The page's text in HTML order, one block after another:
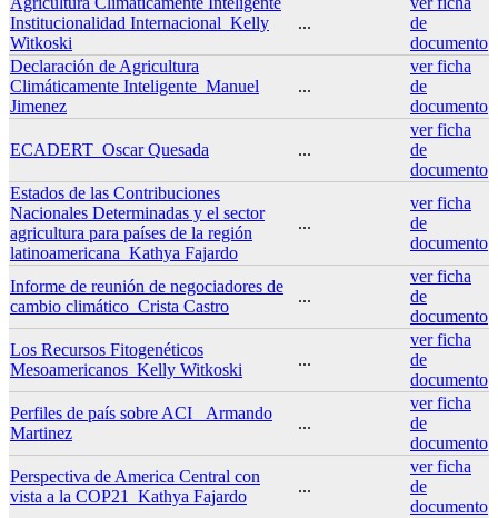
Institucionalidad Internacional_Kelly
Witkoski
...
de
documento
Declaración de Agricultura
Climáticamente Inteligente_Manuel
Jimenez
...
ver ficha
de
documento
ECADERT_Oscar Quesada ...
ver ficha
de
documento
Estados de las Contribuciones
Nacionales Determinadas y el sector
agricultura para países de la región
latinoamericana_Kathya Fajardo
...
ver ficha
de
documento
Informe de reunión de negociadores de
cambio climático_Crista Castro
...
ver ficha
de
documento
Los Recursos Fitogenéticos
Mesoamericanos_Kelly Witkoski
...
ver ficha
de
documento
Perfiles de país sobre ACI _Armando
Martinez
...
ver ficha
de
documento
Perspectiva de America Central con
vista a la COP21_Kathya Fajardo
...
ver ficha
de
documento